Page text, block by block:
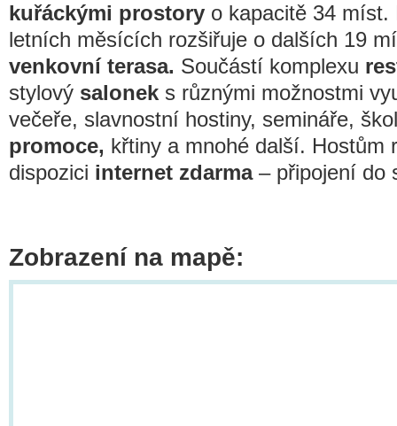
kuřáckými prostory o kapacitě 34
letních měsících rozšiřuje o dalších 19
venkovní terasa. Součástí komplexu
stylový salonek s různými možnostmi
večeře, slavnostní hostiny, semináře,
promoce, křtiny a mnohé další. Hostům
dispozici internet zdarma– připojení do
Zobrazení na mapě: